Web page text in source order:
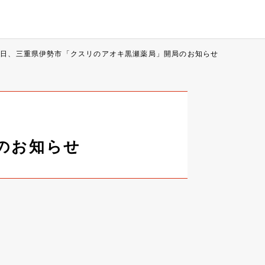
、三重県伊勢市「クスリのアオキ黒瀬薬局」開局のお知らせ
お知らせ